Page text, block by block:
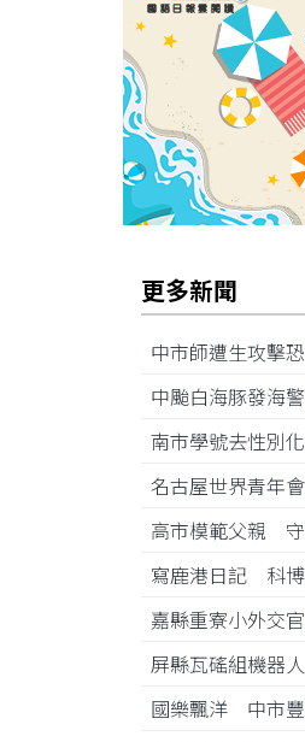
更多新聞
中市師遭生攻擊
中颱白海豚發海
南市學號去性別
名古屋世界青年
高市模範父親
寫鹿港日記 科
嘉縣重寮小外交
屏縣瓦磘組機器
國樂飄洋 中市